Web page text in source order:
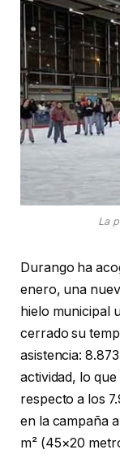
La
Durango ha
enero, una
hielo municipal
cerrado su
asistencia:
actividad, lo
respecto a los
en la campaña
m² (45×20